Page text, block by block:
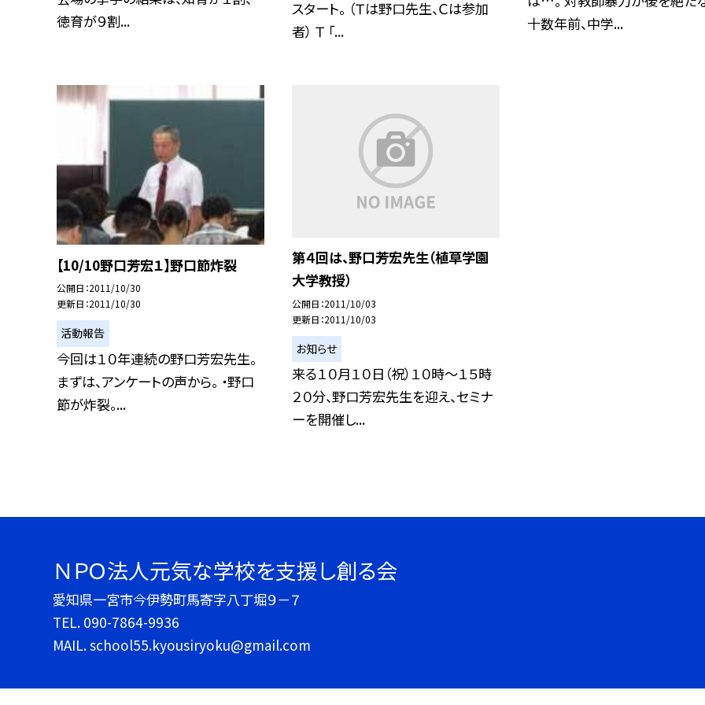
徳育が９割...
スタート。 （Ｔは野口先生、Ｃは参加
者） Ｔ 「...
十数年前、中学...
【10/10野口芳宏１】野口節炸裂
公開日 2011/10/30
更新日 2011/10/30
活動報告
今回は１０年連続の野口芳宏先生。
まずは、アンケートの声から。 ・野口
節が炸裂。...
第４回は、野口芳宏先生（植草学園
大学教授）
公開日 2011/10/03
更新日 2011/10/03
お知らせ
来る１０月１０日（祝）１０時〜１５時
２０分、野口芳宏先生を迎え、セミナ
ーを開催し...
ＮＰＯ法人元気な学校を支援し創る会
愛知県一宮市今伊勢町馬寄字八丁堀９－７
TEL. 090-7864-9936
MAIL. school55.kyousiryoku@gmail.com